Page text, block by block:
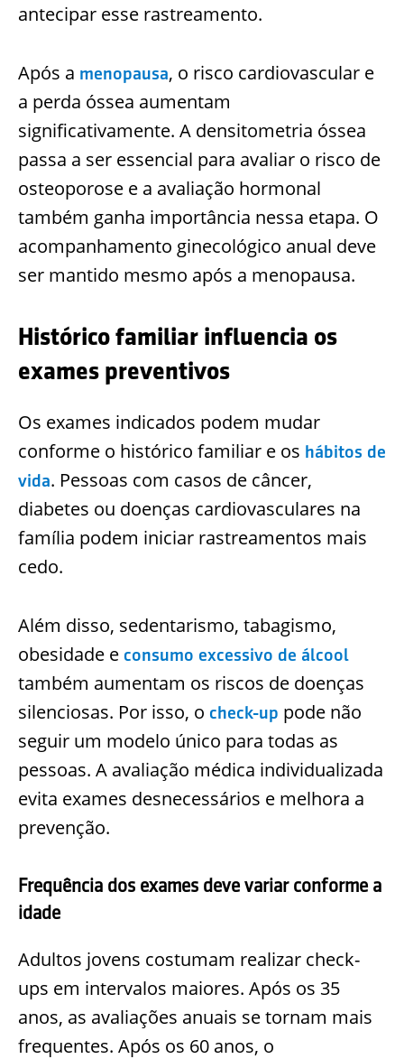
antecipar esse rastreamento.
Após a menopausa, o risco cardiovascular e
a perda óssea aumentam
significativamente. A densitometria óssea
passa a ser essencial para avaliar o risco de
osteoporose e a avaliação hormonal
também ganha importância nessa etapa. O
acompanhamento ginecológico anual deve
ser mantido mesmo após a menopausa.
Histórico familiar influencia os
exames preventivos
Os exames indicados podem mudar
conforme o histórico familiar e os hábitos de
vida. Pessoas com casos de câncer,
diabetes ou doenças cardiovasculares na
família podem iniciar rastreamentos mais
cedo.
Além disso, sedentarismo, tabagismo,
obesidade e consumo excessivo de álcool
também aumentam os riscos de doenças
silenciosas. Por isso, o check-up pode não
seguir um modelo único para todas as
pessoas. A avaliação médica individualizada
evita exames desnecessários e melhora a
prevenção.
Frequência dos exames deve variar conforme a
idade
Adultos jovens costumam realizar check-
ups em intervalos maiores. Após os 35
anos, as avaliações anuais se tornam mais
frequentes. Após os 60 anos, o